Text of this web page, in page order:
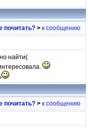
почитать? > к сообщению
найти(
почитать? > к сообщению